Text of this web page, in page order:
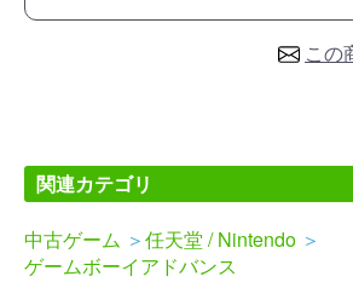
この
関連カテゴリ
中古ゲーム ＞任天堂 / Nintendo ＞
ゲームボーイアドバンス